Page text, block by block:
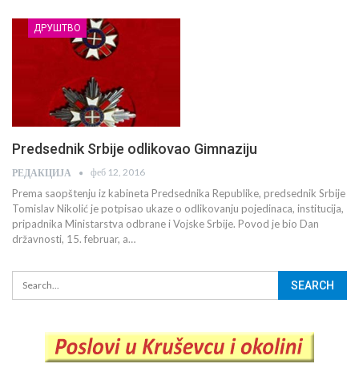
ДРУШТВО
Predsednik Srbije odlikovao Gimnaziju
РЕДАКЦИЈА феб 12, 2016
Prema saopštenju iz kabineta Predsednika Republike, predsednik Srbije
Tomislav Nikolić je potpisao ukaze o odlikovanju pojedinaca, institucija,
pripadnika Ministarstva odbrane i Vojske Srbije. Povod je bio Dan
državnosti, 15. februar, a…